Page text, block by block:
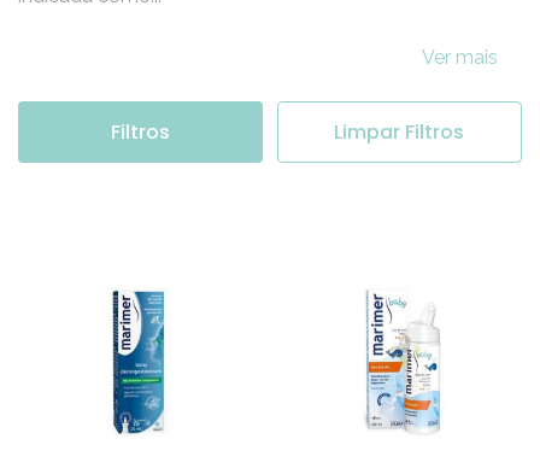
Ver mais
Filtros Limpar Filtros